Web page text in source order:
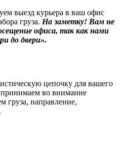
выезд курьера в ваш офис
груза. На заметку! Вам не
офиса, так как нами
до двери».
цепочку для вашего
принимаем во внимание
груза, направление,